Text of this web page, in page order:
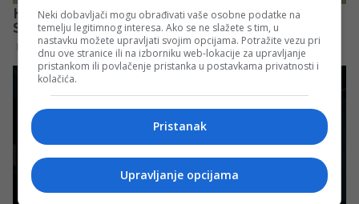
Neki dobavljači mogu obrađivati vaše osobne podatke na
temelju legitimnog interesa. Ako se ne slažete s tim, u
nastavku možete upravljati svojim opcijama. Potražite vezu pri
dnu ove stranice ili na izborniku web-lokacije za upravljanje
pristankom ili povlačenje pristanka u postavkama privatnosti i
kolačića.
Pristanak
Upravljanje opcijama